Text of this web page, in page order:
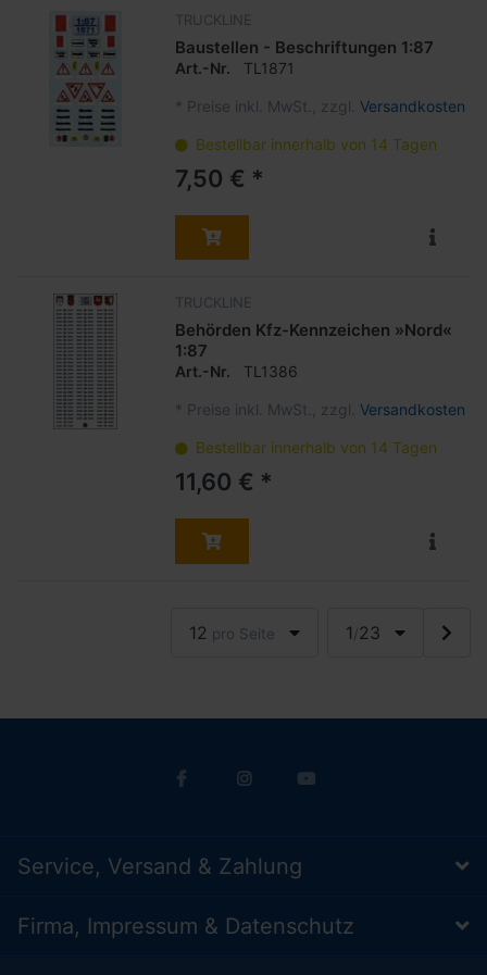
TRUCKLINE
Baustellen - Beschriftungen 1:87
Art.-Nr. TL1871
* Preise inkl. MwSt., zzgl. Versandkosten
Bestellbar innerhalb von 14 Tagen
7,50 € *
TRUCKLINE
Behörden Kfz-Kennzeichen »Nord«
1:87
Art.-Nr. TL1386
* Preise inkl. MwSt., zzgl. Versandkosten
Bestellbar innerhalb von 14 Tagen
11,60 € *
12 pro Seite 1/23
Service, Versand & Zahlung
Firma, Impressum & Datenschutz